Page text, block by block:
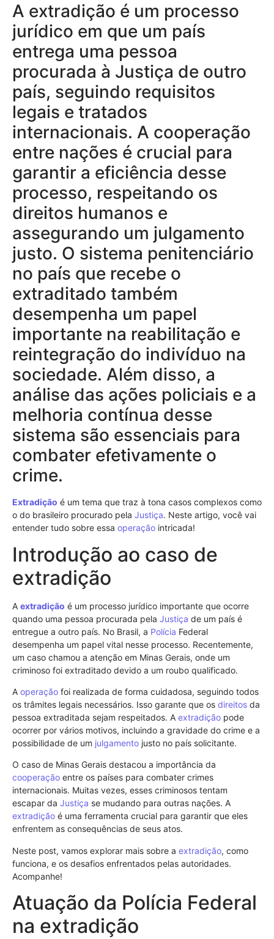
A extradição é um processo
jurídico em que um país
entrega uma pessoa
procurada à Justiça de outro
país, seguindo requisitos
legais e tratados
internacionais. A cooperação
entre nações é crucial para
garantir a eficiência desse
processo, respeitando os
direitos humanos e
assegurando um julgamento
justo. O sistema penitenciário
no país que recebe o
extraditado também
desempenha um papel
importante na reabilitação e
reintegração do indivíduo na
sociedade. Além disso, a
análise das ações policiais e a
melhoria contínua desse
sistema são essenciais para
combater efetivamente o
crime.
Extradição é um tema que traz à tona casos complexos como
o do brasileiro procurado pela Justiça. Neste artigo, você vai
entender tudo sobre essa operação intricada!
Introdução ao caso de
extradição
A extradição é um processo jurídico importante que ocorre
quando uma pessoa procurada pela Justiça de um país é
entregue a outro país. No Brasil, a Polícia Federal
desempenha um papel vital nesse processo. Recentemente,
um caso chamou a atenção em Minas Gerais, onde um
criminoso foi extraditado devido a um roubo qualificado.
A operação foi realizada de forma cuidadosa, seguindo todos
os trâmites legais necessários. Isso garante que os direitos da
pessoa extraditada sejam respeitados. A extradição pode
ocorrer por vários motivos, incluindo a gravidade do crime e a
possibilidade de um julgamento justo no país solicitante.
O caso de Minas Gerais destacou a importância da
cooperação entre os países para combater crimes
internacionais. Muitas vezes, esses criminosos tentam
escapar da Justiça se mudando para outras nações. A
extradição é uma ferramenta crucial para garantir que eles
enfrentem as consequências de seus atos.
Neste post, vamos explorar mais sobre a extradição, como
funciona, e os desafios enfrentados pelas autoridades.
Acompanhe!
Atuação da Polícia Federal
na extradição